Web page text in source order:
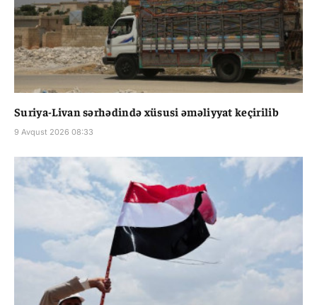
Suriya-Livan sərhədində xüsusi əməliyyat keçirilib
9 Avqust 2026 08:33